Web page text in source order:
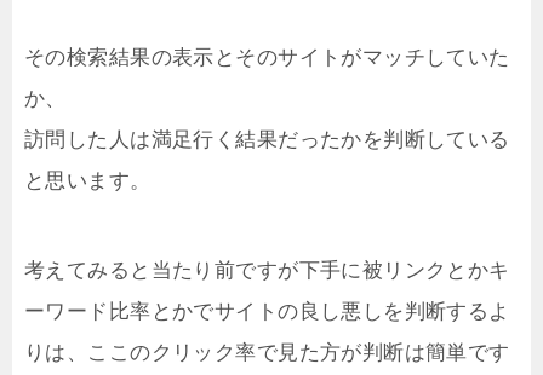
その検索結果の表示とそのサイトがマッチしていた
か、
訪問した人は満足行く結果だったかを判断している
と思います。
考えてみると当たり前ですが下手に被リンクとかキ
ーワード比率とかでサイトの良し悪しを判断するよ
りは、ここのクリック率で見た方が判断は簡単です